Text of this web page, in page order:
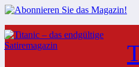
Zum
Inhalt
springen